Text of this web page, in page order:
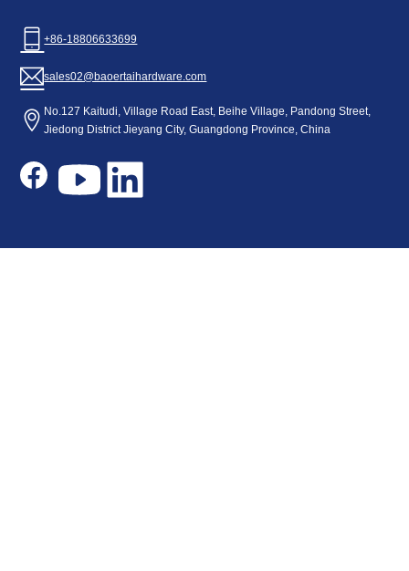
+86-18806633699
sales02@baoertaihardware.com
No.127 Kaitudi, Village Road East, Beihe Village, Pandong Street,
Jiedong District Jieyang City, Guangdong Province, China